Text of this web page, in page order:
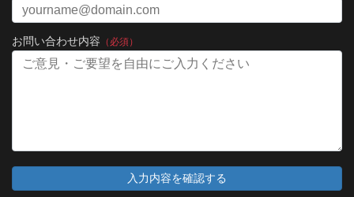
お問い合わせ内容 （必須）